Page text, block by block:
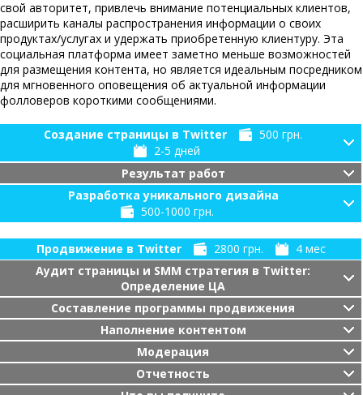
свой авторитет, привлечь внимание потенциальных клиентов,
расширить каналы распространения информации о своих
продуктах/услугах и удержать приобретенную клиентуру. Эта
социальная платформа имеет заметно меньше возможностей
для размещения контента, но является идеальным посредником
для мгновенного оповещения об актуальной информации
фолловеров короткими сообщениями.
Создание страницы в Twitter
500 грн.
2-5 дней
Результат работ
Разработка уникального дизайна
500-1000 грн.
Продвижение в Twitter 2800 грн.
4 мес
Аудит страницы и SMM стратегия в Twitter:
Определение ЦА
Составление программы продвижения
Наполнение контентом
Модерация
Отчетность